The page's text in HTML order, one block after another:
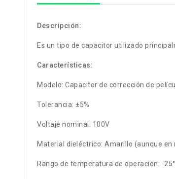
Descripción:
Es un tipo de capacitor utilizado
Características:
Modelo: Capacitor de corrección de
Tolerancia: ±5%
Voltaje nominal: 100V
Material dieléctrico: Amarillo (aunque
Rango de temperatura de operación: -